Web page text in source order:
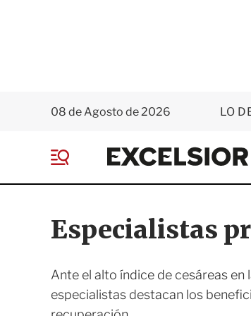
08 de Agosto de 2026 LO
E
x
i
e
Especialistas
Ante el alto índice de cesáreas
especialistas destacan los